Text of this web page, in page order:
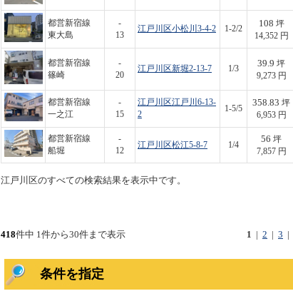
都営新宿線
東大島
-
13
江戸川区小松川3-4-2 1-2/2
108 坪
14,352 円
都営新宿線
篠崎
-
20
江戸川区新堀2-13-7 1/3
39.9 坪
9,273 円
都営新宿線
一之江
-
15
江戸川区江戸川6-13-
2
1-5/5
358.83 坪
6,953 円
都営新宿線
船堀
-
12
江戸川区松江5-8-7 1/4
56 坪
7,857 円
江戸川区のすべての検索結果を表示中です。
1 2 3
418件中 1件から30件まで表示
条件を指定